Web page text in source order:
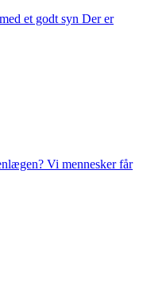
et godt syn Der er
Vi mennesker får